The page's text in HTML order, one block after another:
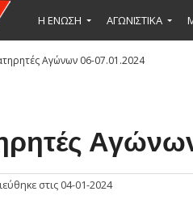
Η ΕΝΩΣΗ ΑΓΩΝΙΣΤΙΚΑ
Αγώνων 06-07.01.2024
στις 04-01-2024